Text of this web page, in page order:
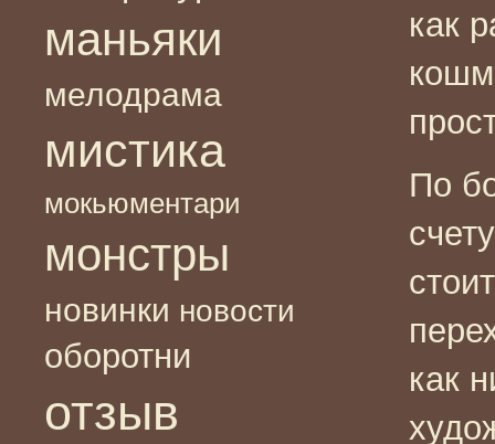
маньяки
мелодрама
мистика
мокьюментари
монстры
новинки новости
оборотни
отзыв
как
По
стоит
как